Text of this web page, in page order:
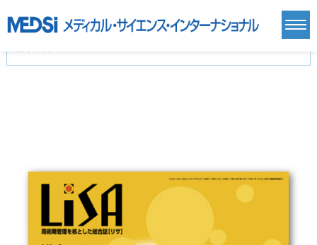
基礎医学(93)
基礎医学関連科学(80)
自然科学(25)
看護学(21)
医療技術(16)
歯科学(3)
保健・体育(1)
医学一般(91)